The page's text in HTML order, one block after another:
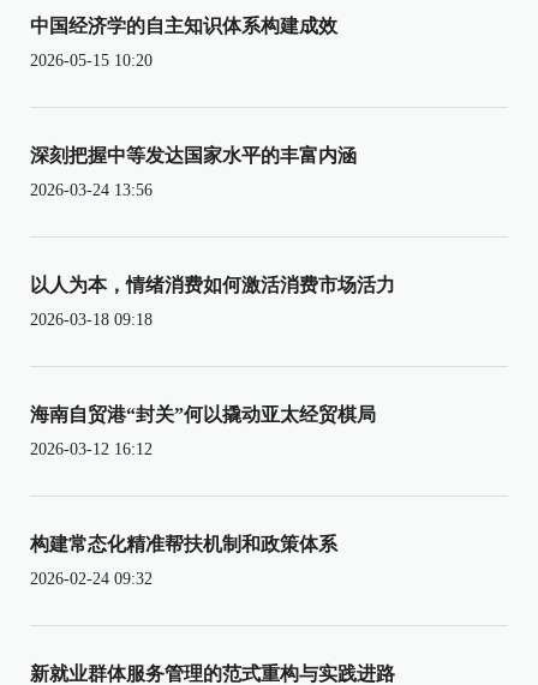
中国经济学的自主知识体系构建成效
2026-05-15 10:20
深刻把握中等发达国家水平的丰富内涵
2026-03-24 13:56
以人为本，情绪消费如何激活消费市场活力
2026-03-18 09:18
海南自贸港“封关”何以撬动亚太经贸棋局
2026-03-12 16:12
构建常态化精准帮扶机制和政策体系
2026-02-24 09:32
新就业群体服务管理的范式重构与实践进路